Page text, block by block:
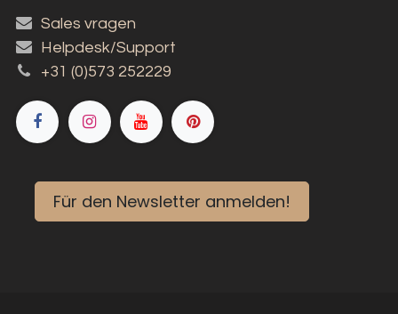
Sales vragen
Helpdesk/Support
+31 (0)573 252229
Für den Newsletter anmelden!